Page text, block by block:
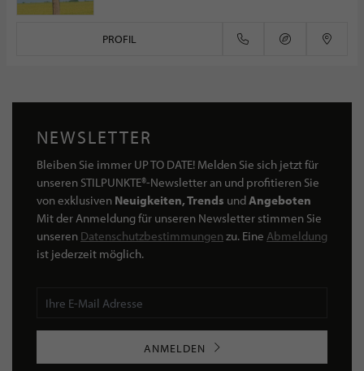
PROFIL
NEWSLETTER
Bleiben Sie immer UP TO DATE! Melden Sie sich jetzt für
unseren STILPUNKTE®-Newsletter an und profitieren Sie
von exklusiven Neuigkeiten, Trends undAngeboten
Mit der Anmeldung für unseren Newsletter stimmen Sie
unseren Datenschutzbestimmungen zu. Eine Abmeldung
ist jederzeit möglich.
ANMELDEN